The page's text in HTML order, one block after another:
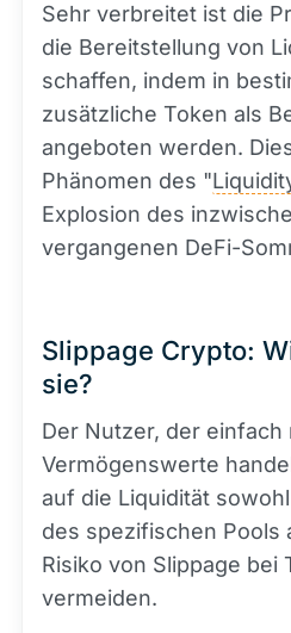
Sehr verbreitet ist die
die Bereitstellung von
schaffen, indem in
zusätzliche Token als
angeboten werden.
Phänomen des "
Explosion des
vergangenen DeFi-
Slippage Crypto:
sie?
Der Nutzer, der einfach
Vermögenswerte
auf die Liquidität
des spezifischen Pools
Risiko von Slippage bei
vermeiden.